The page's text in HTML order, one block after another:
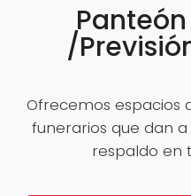
/
Ofrecemos espacios
funerarios que dan
respaldo en